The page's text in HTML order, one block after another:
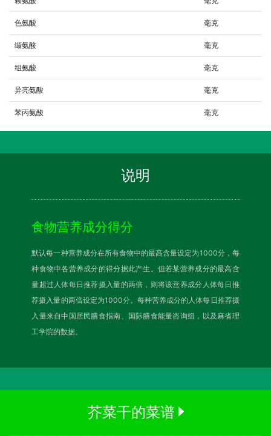
色氨酸 毫克
缬氨酸 毫克
组氨酸 毫克
异亮氨酸 毫克
苯丙氨酸 毫克
说明
食物营养成分得分
默认每一种营养成分在所有食物中的最高含量设定为1000分，每
种食物中各营养成分的得分据此产生。但若某营养成分的最高含
量超过人体每日推荐摄入量的两倍，则将该营养成分人体每日推
荐摄入量的两倍设定为1000分。每种营养成分的人体每日推荐摄
入量来自中国居民膳食指南、国际膳食能量咨询组，以及麻省理
工学院的数据。
芥菜干的菜谱